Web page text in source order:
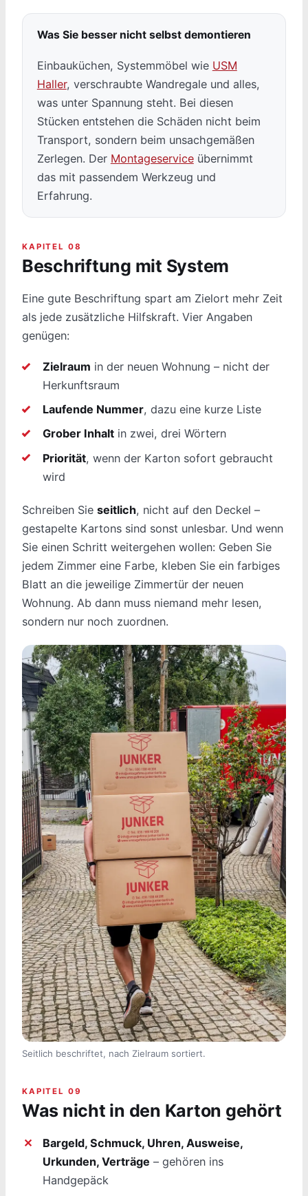
Was Sie besser nicht selbst demontieren
Einbauküchen, Systemmöbel wie USM
Haller, verschraubte Wandregale und alles,
was unter Spannung steht. Bei diesen
Stücken entstehen die Schäden nicht beim
Transport, sondern beim unsachgemäßen
Zerlegen. Der Montageserviceübernimmt
das mit passendem Werkzeug und
Erfahrung.
KAPITEL 08
Beschriftung mit System
Eine gute Beschriftung spart am Zielort mehr Zeit
als jede zusätzliche Hilfskraft. Vier Angaben
genügen:
Zielraum in der neuen Wohnung – nicht der
Herkunftsraum
Laufende Nummer, dazu eine kurze Liste
Grober Inhaltin zwei, drei Wörtern
Priorität, wenn der Karton sofort gebraucht
wird
Schreiben Sie seitlich, nicht auf den Deckel –
gestapelte Kartons sind sonst unlesbar. Und wenn
Sie einen Schritt weitergehen wollen: Geben Sie
jedem Zimmer eine Farbe, kleben Sie ein farbiges
Blatt an die jeweilige Zimmertür der neuen
Wohnung. Ab dann muss niemand mehr lesen,
sondern nur noch zuordnen.
Seitlich beschriftet, nach Zielraum sortiert.
KAPITEL 09
Was nicht in den Karton gehört
Bargeld, Schmuck, Uhren, Ausweise,
Urkunden, Verträge – gehören ins
Handgepäck